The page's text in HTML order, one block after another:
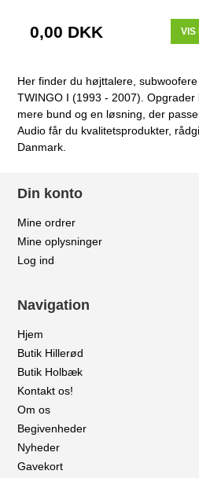
0,00 DKK VIS
Her finder du højttalere,
TWINGO I (1993 - 2007). Opgrader
mere bund og en løsning, der
Audio får du kvalitetsprodukter,
Danmark.
Din konto
Mine ordrer
Mine oplysninger
Log ind
Navigation
Hjem
Butik Hillerød
Butik Holbæk
Kontakt os!
Om os
Begivenheder
Nyheder
Gavekort